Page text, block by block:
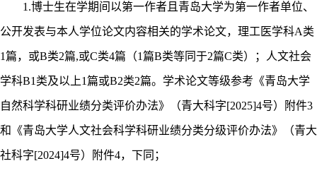
1.博士生在学期间以第一作者且青岛大学为第一作者单位、
公开发表与本人学位论文内容相关的学术论文，理工医学科A类
1篇，或B类2篇,或C类4篇（1篇B类等同于2篇C类）；人文社会
学科B1类及以上1篇或B2类2篇。学术论文等级参考《青岛大学
自然科学科研业绩分类评价办法》（青大科字[2025]4号）附件3
和《青岛大学人文社会科学科研业绩分类分级评价办法》（青大
社科字[2024]4号）附件4，下同；